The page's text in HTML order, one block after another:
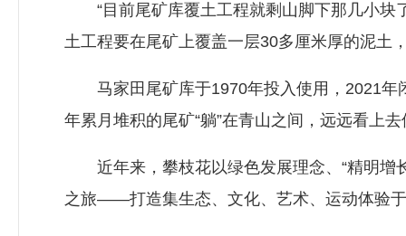
“目前尾矿库覆土工程就剩山脚下那几小块
土工程要在尾矿上覆盖一层30多厘米厚的泥土
马家田尾矿库于1970年投入使用，2021年
年累月堆积的尾矿“躺”在青山之间，远远看上
近年来，攀枝花以绿色发展理念、“精明增
之旅——打造集生态、文化、艺术、运动体验